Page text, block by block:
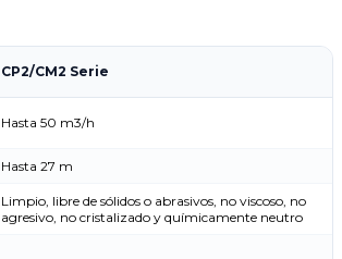
CP2/CM2 Serie
Hasta 50 m3/h
Hasta 27 m
Limpio, libre de sólidos o abrasivos, no viscoso, no
agresivo, no cristalizado y químicamente neutro